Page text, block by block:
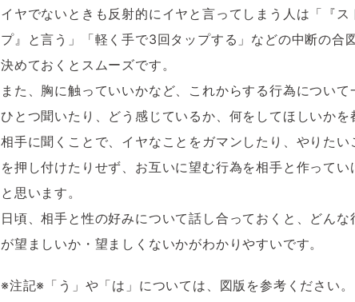
イヤでないときも反射的にイヤと言ってしまう人は「『ス
プ』と言う」「軽く手で3回タップする」などの中断の合
決めておくとスムーズです。
また、胸に触っていいかなど、これからする行為について
ひとつ聞いたり、どう感じているか、何をしてほしいかを
相手に聞くことで、イヤなことをガマンしたり、やりたい
を押し付けたりせず、お互いに望む行為を相手と作ってい
と思います。
日頃、相手と性の好みについて話し合っておくと、どんな
が望ましいか・望ましくないかがわかりやすいです。
※注記※「う」や「は」については、図版を参考ください。